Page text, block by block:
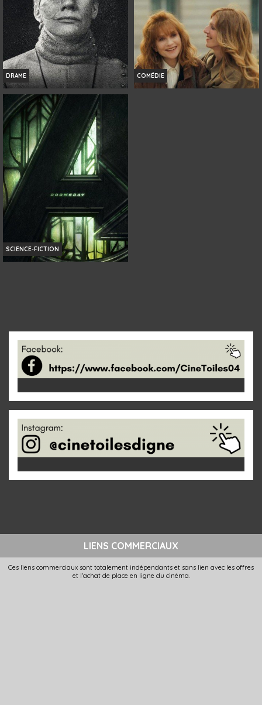
DRAME
ROSE
Infos
Bande-annonce
COMÉDIE
SCIENCE-FICTION
LIENS COMMERCIAUX
Ces liens commerciaux sont totalement indépendants et sans lien avec les offres
et l'achat de place en ligne du cinéma.